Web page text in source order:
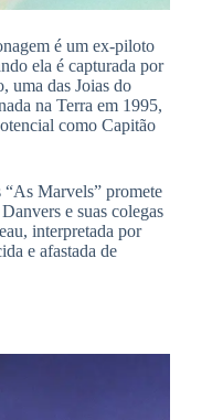
é um ex-piloto
ela é capturada por
uma das Joias do
na Terra em 1995,
como Capitão
Marvels” promete
e suas colegas
interpretada por
e afastada de